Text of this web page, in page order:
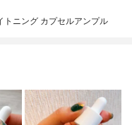
トニング カプセルアンプル